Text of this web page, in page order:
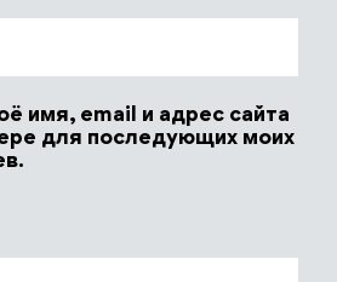
имя, email и адрес сайта
для последующих моих